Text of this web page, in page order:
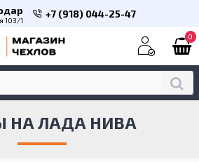
103/1
+7 (918) 044-25-47
0
НА ЛАДА НИВА